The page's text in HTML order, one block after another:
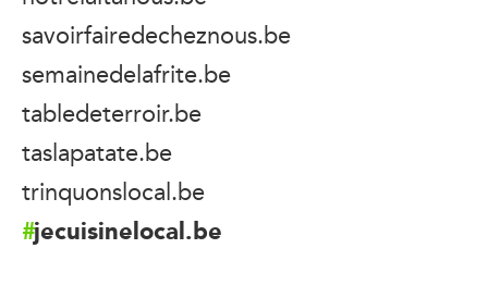
savoirfairedecheznous.be
semainedelafrite.be
tabledeterroir.be
taslapatate.be
trinquonslocal.be
jecuisinelocal.be